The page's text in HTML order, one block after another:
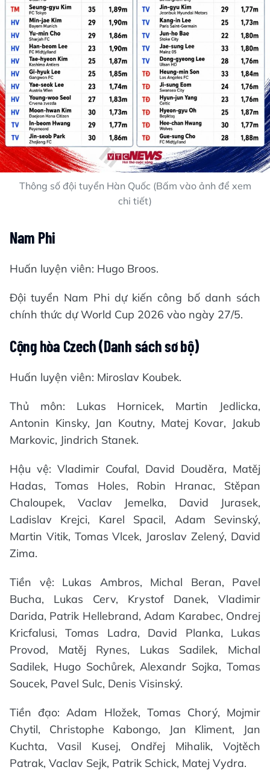
Thông số đội tuyển Hàn Quốc (Bấm vào ảnh để xem
chi tiết)
Nam Phi
Huấn luyện viên: Hugo Broos.
Đội tuyển Nam Phi dự kiến công bố danh sách
chính thức dự World Cup 2026 vào ngày 27/5.
Cộng hòa Czech (Danh sách sơ bộ)
Huấn luyện viên: Miroslav Koubek.
Thủ môn: Lukas Hornicek, Martin Jedlicka,
Antonin Kinsky, Jan Koutny, Matej Kovar, Jakub
Markovic, Jindrich Stanek.
Hậu vệ: Vladimir Coufal, David Douděra, Matěj
Hadas, Tomas Holes, Robin Hranac, Stěpan
Chaloupek, Vaclav Jemelka, David Jurasek,
Ladislav Krejci, Karel Spacil, Adam Sevinský,
Martin Vitik, Tomas Vlcek, Jaroslav Zelený, David
Zima.
Tiền vệ: Lukas Ambros, Michal Beran, Pavel
Bucha, Lukas Cerv, Krystof Danek, Vladimir
Darida, Patrik Hellebrand, Adam Karabec, Ondrej
Kricfalusi, Tomas Ladra, David Planka, Lukas
Provod, Matěj Rynes, Lukas Sadilek, Michal
Sadilek, Hugo Sochůrek, Alexandr Sojka, Tomas
Soucek, Pavel Sulc, Denis Visinský.
Tiền đạo: Adam Hložek, Tomas Chorý, Mojmir
Chytil, Christophe Kabongo, Jan Kliment, Jan
Kuchta, Vasil Kusej, Ondřej Mihalik, Vojtěch
Patrak, Vaclav Sejk, Patrik Schick, Matej Vydra.